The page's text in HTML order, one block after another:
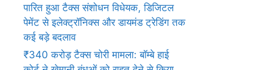
पारित हुआ टैक्स संशोधन विधेयक, डिजिटल
पेमेंट से इलेक्ट्रॉनिक्स और डायमंड ट्रेडिंग तक
कई बड़े बदलाव
₹340 करोड़ टैक्स चोरी मामला: बॉम्बे हाई